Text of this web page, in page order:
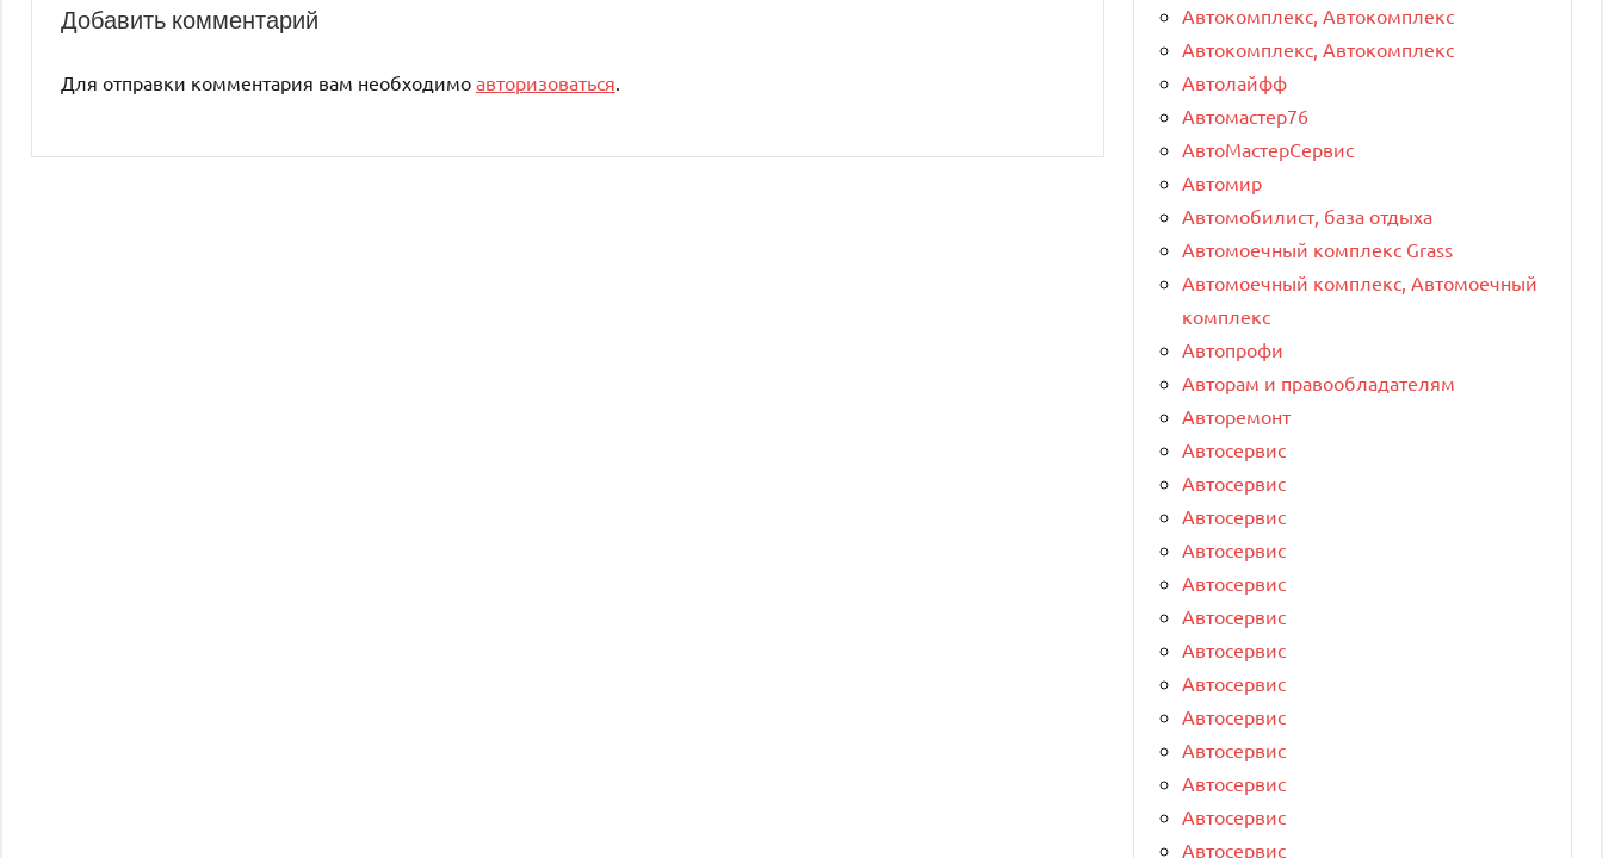
Добавить комментарий
Для отправки комментария вам необходимо авторизоваться
Автокомплекс, Автокомплекс
Автокомплекс, Автокомплекс
Автолайфф
Автомастер76
АвтоМастерСервис
Автомир
Автомобилист, база отдыха
Автомоечный комплекс Grass
Автомоечный комплекс, Автомоечный
комплекс
Автопрофи
Авторам и правообладателям
Авторемонт
Автосервис
Автосервис
Автосервис
Автосервис
Автосервис
Автосервис
Автосервис
Автосервис
Автосервис
Автосервис
Автосервис
Автосервис
Автосервис